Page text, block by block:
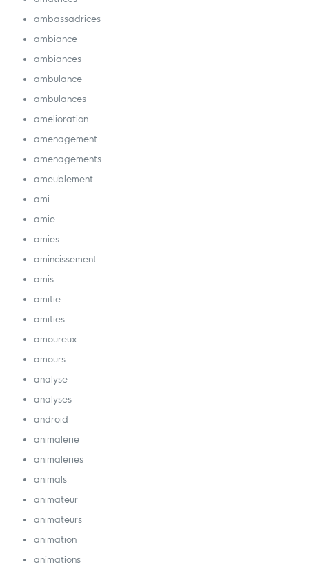
ambassadrices
ambiance
ambiances
ambulance
ambulances
amelioration
amenagement
amenagements
ameublement
ami
amie
amies
amincissement
amis
amitie
amities
amoureux
amours
analyse
analyses
android
animalerie
animaleries
animals
animateur
animateurs
animation
animations